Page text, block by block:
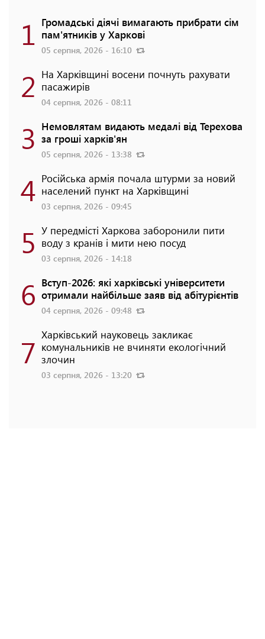
1 Громадські діячі вимагають прибрати сім
пам'ятників у Харкові
05 серпня, 2026 - 16:10
2 На Харківщині восени почнуть рахувати
пасажирів
04 серпня, 2026 - 08:11
3 Немовлятам видають медалі від Терехова
за гроші харків'ян
05 серпня, 2026 - 13:38
4 Російська армія почала штурми за новий
населений пункт на Харківщині
03 серпня, 2026 - 09:45
5 У передмісті Харкова заборонили пити
воду з кранів і мити нею посуд
03 серпня, 2026 - 14:18
6 Вступ-2026: які харківські університети
отримали найбільше заяв від абітурієнтів
04 серпня, 2026 - 09:48
7 Харківський науковець закликає
комунальників не вчиняти екологічний
злочин
03 серпня, 2026 - 13:20